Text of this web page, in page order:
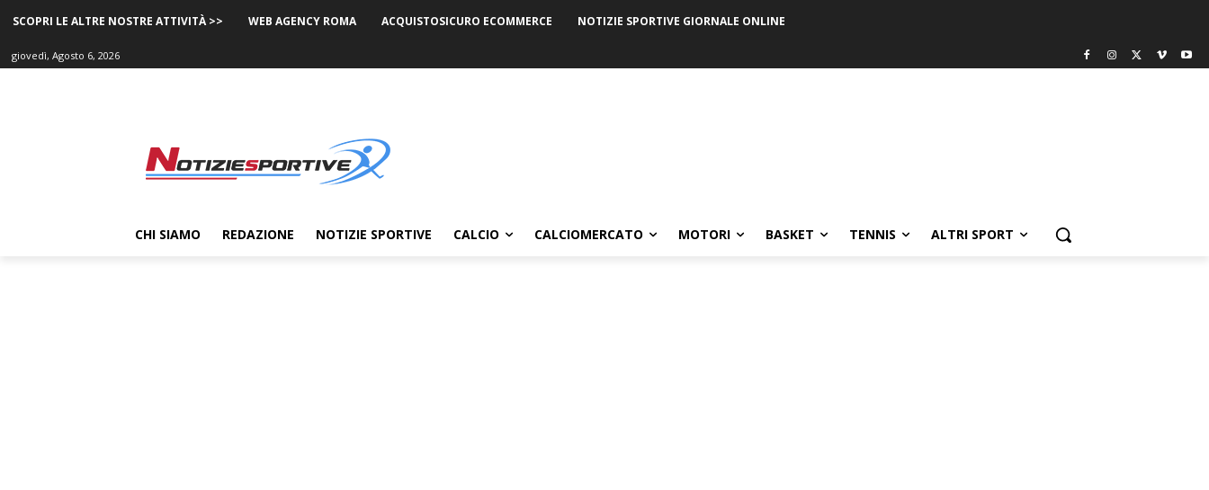
SCOPRI LE ALTRE NOSTRE ATTIVITÀ >> WEB AGENCY ROMA ACQUISTOSICURO ECOMMERCE NOTIZIE SPORTIVE GIORNALE ONLINE
giovedì, Agosto 6, 2026
CHI SIAMO REDAZIONE NOTIZIE SPORTIVE CALCIO CALCIOMERCATO MOTORI BASKET TENNIS ALTRI SPORT